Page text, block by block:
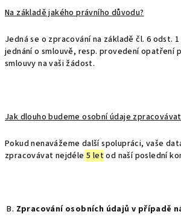
Na základě jakého právního důvodu?
Jedná se o zpracování na základě čl. 6 odst. 1
jednání o smlouvě, resp. provedení opatření
smlouvy na vaši žádost.
Jak dlouho budeme osobní údaje
Pokud nenavážeme další spolupráci, vaše
zpracovávat nejdéle 5 let od naší poslední
B. Zpracování osobních údajů v případě